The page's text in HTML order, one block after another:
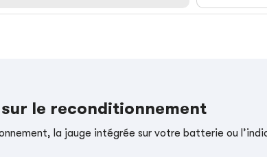
le reconditionnement
la jauge intégrée sur votre batterie ou